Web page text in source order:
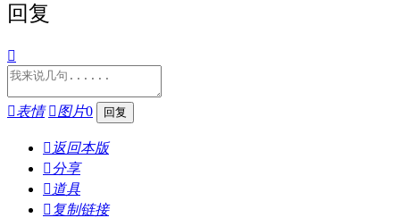
回复

表情 图片0
 返回本版
分享
 道具
 复制链接